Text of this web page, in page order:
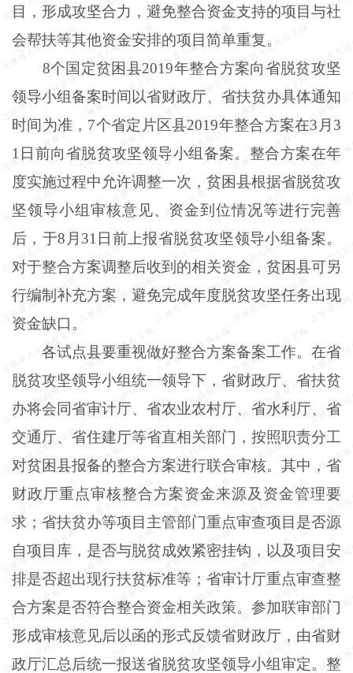
目，形成攻坚合力，避免整合资金支持的项目与社
会帮扶等其他资金安排的项目简单重复。
8个国定贫困县2019年整合方案向省脱贫攻坚
领导小组备案时间以省财政厅、省扶贫办具体通知
时间为准，7个省定片区县2019年整合方案在3月3
1日前向省脱贫攻坚领导小组备案。整合方案在年
度实施过程中允许调整一次，贫困县根据省脱贫攻
坚领导小组审核意见、资金到位情况等进行完善
后，于8月31日前上报省脱贫攻坚领导小组备案。
对于整合方案调整后收到的相关资金，贫困县可另
行编制补充方案，避免完成年度脱贫攻坚任务出现
资金缺口。
各试点县要重视做好整合方案备案工作。在省
脱贫攻坚领导小组统一领导下，省财政厅、省扶贫
办将会同省审计厅、省农业农村厅、省水利厅、省
交通厅、省住建厅等省直相关部门，按照职责分工
对贫困县报备的整合方案进行联合审核。其中，省
财政厅重点审核整合方案资金来源及资金管理要
求；省扶贫办等项目主管部门重点审查项目是否源
自项目库，是否与脱贫成效紧密挂钩，以及项目安
排是否超出现行扶贫标准等；省审计厅重点审查整
合方案是否符合整合资金相关政策。参加联审部门
形成审核意见后以函的形式反馈省财政厅，由省财
政厅汇总后统一报送省脱贫攻坚领导小组审定。整